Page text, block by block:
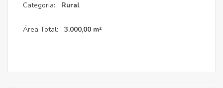
Categoria: Rural
Área Total: 3.000,00 m²